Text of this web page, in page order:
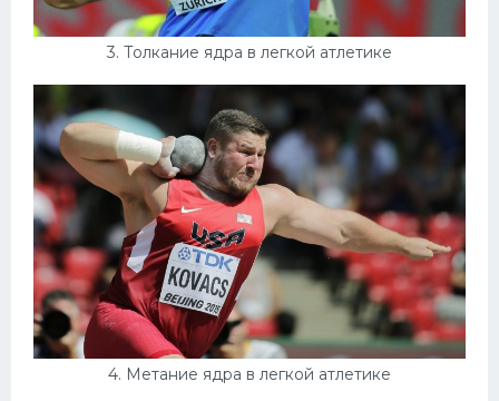
3. Толкание ядра в легкой атлетике
4. Метание ядра в легкой атлетике